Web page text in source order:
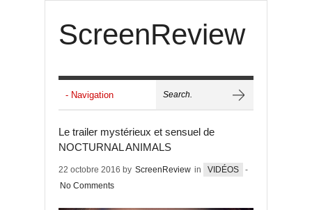
ScreenReview
Le trailer mystérieux et sensuel de
NOCTURNAL ANIMALS
22 octobre 2016 by ScreenReview in VIDÉOS
-
No Comments